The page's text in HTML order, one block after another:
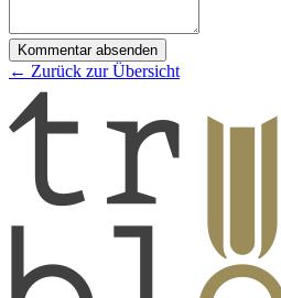
Kommentar absenden
← Zurück zur Übersicht